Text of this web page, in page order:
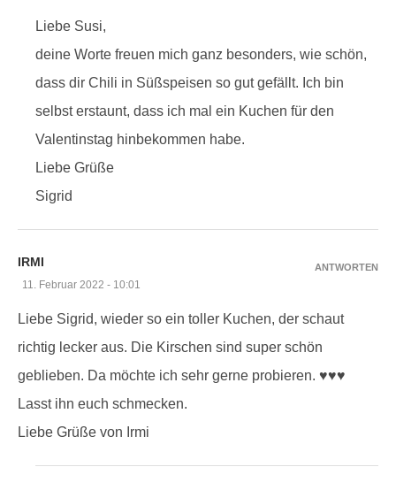
Liebe Susi,
deine Worte freuen mich ganz besonders, wie schön,
dass dir Chili in Süßspeisen so gut gefällt. Ich bin
selbst erstaunt, dass ich mal ein Kuchen für den
Valentinstag hinbekommen habe.
Liebe Grüße
Sigrid
IRMI
11. Februar 2022 - 10:01
Liebe Sigrid, wieder so ein toller Kuchen, der schaut
richtig lecker aus. Die Kirschen sind super schön
geblieben. Da möchte ich sehr gerne probieren. ♥♥♥
Lasst ihn euch schmecken.
Liebe Grüße von Irmi
ANTWORTEN